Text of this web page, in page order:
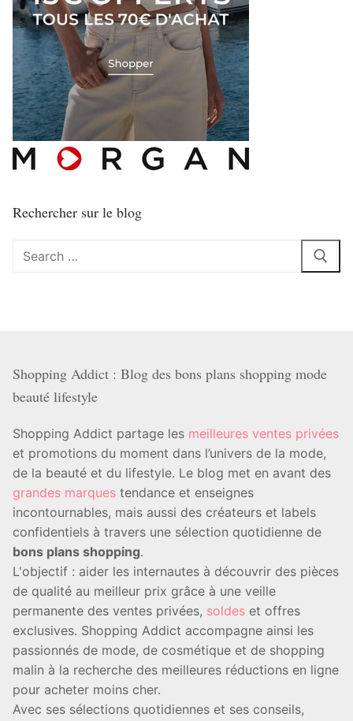
Rechercher sur le blog
Rechercher
Shopping Addict : Blog des bons plans shopping mode
beauté lifestyle
Shopping Addict partage les meilleures ventes privées
et promotions du moment dans l’univers de la mode,
de la beauté et du lifestyle. Le blog met en avant des
grandes marques tendance et enseignes
incontournables, mais aussi des créateurs et labels
confidentiels à travers une sélection quotidienne de
bons plans shopping.
L'objectif : aider les internautes à découvrir des pièces
de qualité au meilleur prix grâce à une veille
permanente des ventes privées, soldes et offres
exclusives. Shopping Addict accompagne ainsi les
passionnés de mode, de cosmétique et de shopping
malin à la recherche des meilleures réductions en ligne
pour acheter moins cher.
Avec ses sélections quotidiennes et ses conseils,